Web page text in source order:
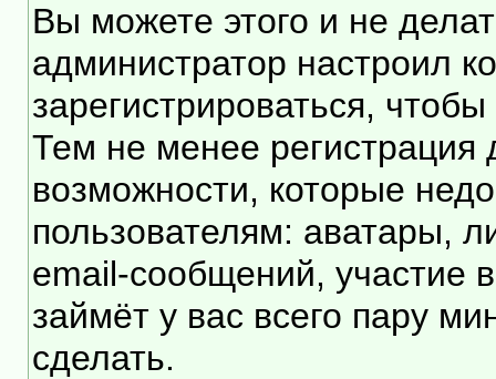
Вы можете этого и не
администратор настроил
зарегистрироваться,
Тем не менее
возможности, которые
пользователям: аватары,
email-сообщений, участие
займёт у вас всего пару
сделать.